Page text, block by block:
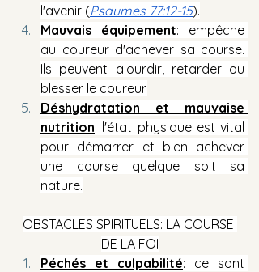
l'avenir (Psaumes 77:12-15).
Mauvais équipement: empêche
au coureur d'achever sa course.
Ils peuvent alourdir, retarder ou
blesser le coureur.
Déshydratation et mauvaise
nutrition: l'état physique est vital
pour démarrer et bien achever
une course quelque soit sa
nature.
OBSTACLES SPIRITUELS: LA COURSE
DE LA FOI
Péchés et culpabilité: ce sont